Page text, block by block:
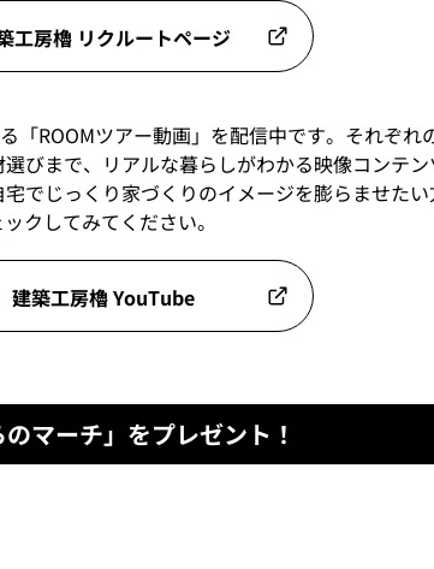
工房櫓 リクルートページ
ROOMツアー動画」を配信中です。それぞれ
びまで、リアルな暮らしがわかる映像コンテン
でじっくり家づくりのイメージを膨らませた
クしてみてください。
建築工房櫓 YouTube
マーチ」をプレゼント！